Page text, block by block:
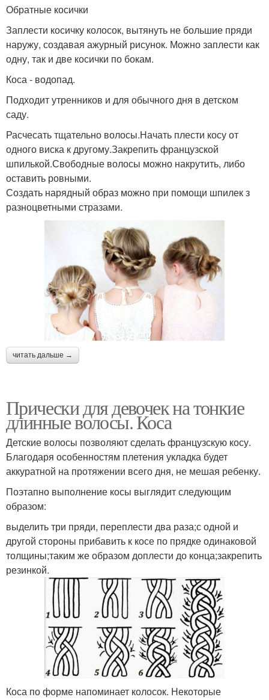
Обратные косички
Заплести косичку колосок, вытянуть не большие пряди
наружу, создавая ажурный рисунок. Можно заплести как
одну, так и две косички по бокам.
Коса - водопад.
Подходит утренников и для обычного дня в детском
саду.
Расчесать тщательно волосы.Начать плести косу от
одного виска к другому.Закрепить французской
шпилькой.Свободные волосы можно накрутить, либо
оставить ровными.
Создать нарядный образ можно при помощи шпилек з
разноцветными стразами.
читать дальше →
Прически для девочек на тонкие
длинные волосы. Коса
Детские волосы позволяют сделать французскую косу.
Благодаря особенностям плетения укладка будет
аккуратной на протяжении всего дня, не мешая ребенку.
Поэтапно выполнение косы выглядит следующим
образом:
выделить три пряди, переплести два раза;с одной и
другой стороны прибавить к косе по прядке одинаковой
толщины;таким же образом доплести до конца;закрепить
резинкой.
Коса по форме напоминает колосок. Некоторые